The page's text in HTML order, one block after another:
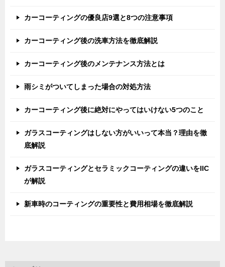
カーコーティングの優良店9選と8つの注意事項
カーコーティング後の洗車方法を徹底解説
カーコーティング後のメンテナンス方法とは
雨シミがついてしまった場合の対処方法
カーコーティング後に絶対にやってはいけない5つのこと
ガラスコーティングはしない方がいいって本当？理由を徹
底解説
ガラスコーティングとセラミックコーティングの違いをIIC
が解説
新車時のコーティングの重要性と費用相場を徹底解説